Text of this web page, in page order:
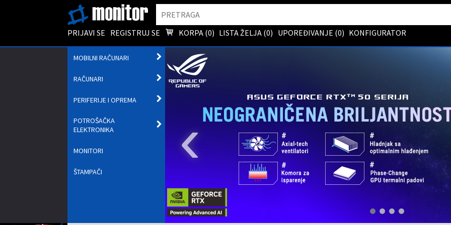
PRIJAVI SE REGISTRUJ SE KORPA (0) LISTA ŽELJA (0) UPOREĐIVANJE (0) KONFIGURATOR
MOBILNI RAČUNARI
PODMENI
RAČUNARI
OTVORI
PODMENI
PERIFERIJE I OPREMA
POTROŠAČKA
ELEKTRONIKA
MONITORI
ŠTAMPAČI ‹